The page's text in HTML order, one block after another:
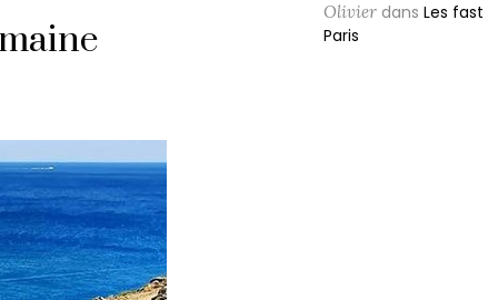
Olivier dans Les
Paris